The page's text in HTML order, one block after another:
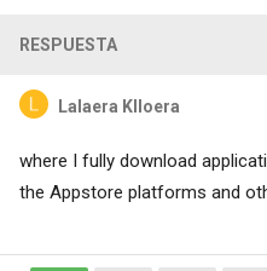
RESPUESTA
Lalaera KIloera
where I fully download
the Appstore platforms and